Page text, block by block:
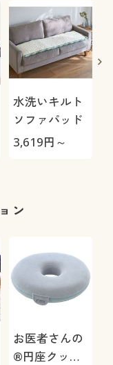
水洗いキルト
ソファパッド
3,619円～
ン
お医者さんの
®円座クッシ